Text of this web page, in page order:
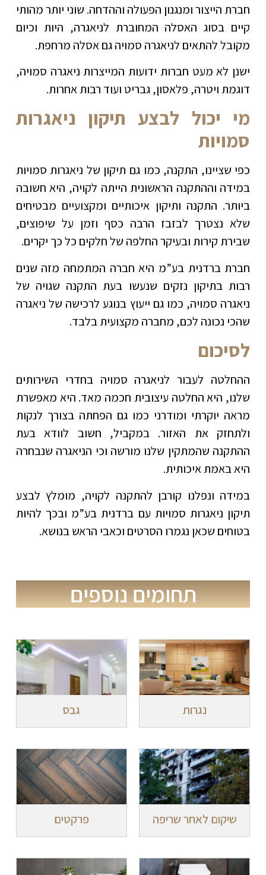
חברת הייצור ומנגנון הפעולה וההדחה. שוני יותר מהותי
קיים בסוג האסלה המחוברת לניאגרה, היות וכיום
מקובל להתאים לניאגרה סמויה גם אסלה מרחפת.
ישנן לא מעט חברות ידועות המייצרות ניאגרה סמויה,
דוגמת ויטרה, פלאסון, גבריט ועוד רבות אחרות.
מי יכול לבצע תיקון ניאגרות
סמויות
כפי שציינו, התקנה, כמו גם תיקון של ניאגרות סמויות
במידה וההתקנה הראשונית הייתה לקויה, היא חשובה
ביותר. התקנה ותיקון איכותיים ומקצועיים מבטיחים
שלא נצטרך לבזבז הרבה כסף וזמן על שיפוצים,
שבירת קירות ובעיקר החלפה של חלקים כל כך יקרים.
חברת ברדנית בע”מ היא חברה המתמחה מזה שנים
רבות בתיקון נזקים שנעשו בעת התקנה שגויה של
ניאגרה סמויה, כמו גם ייעוץ בנוגע לרכישה של ניאגרה
שהכי נכונה לכם, מחברה מקצועית בלבד.
לסיכום
ההחלטה לעבור לניאגרה סמויה בחדרי השירותים
שלנו, היא החלטה עיצובית חכמה מאד. היא מאפשרת
מראה יוקרתי ומודרני כמו גם הפחתה בצורך לנקות
ולתחזק את האזור. במקביל, חשוב לוודא בעת
ההתקנה שהמתקין שלנו מורשה וכי הניאגרה שנבחרה
היא באמת איכותית.
במידה ונפלנו קורבן להתקנה לקויה, מומלץ לבצע
תיקון ניאגרות סמויות עם ברדנית בע”מ ובכך להיות
בטוחים שכאן נגמרו הסרטים וכאבי הראש בנושא.
תחומים נוספים
נגרות גבס
שיקום לאחר שריפה פרקטים